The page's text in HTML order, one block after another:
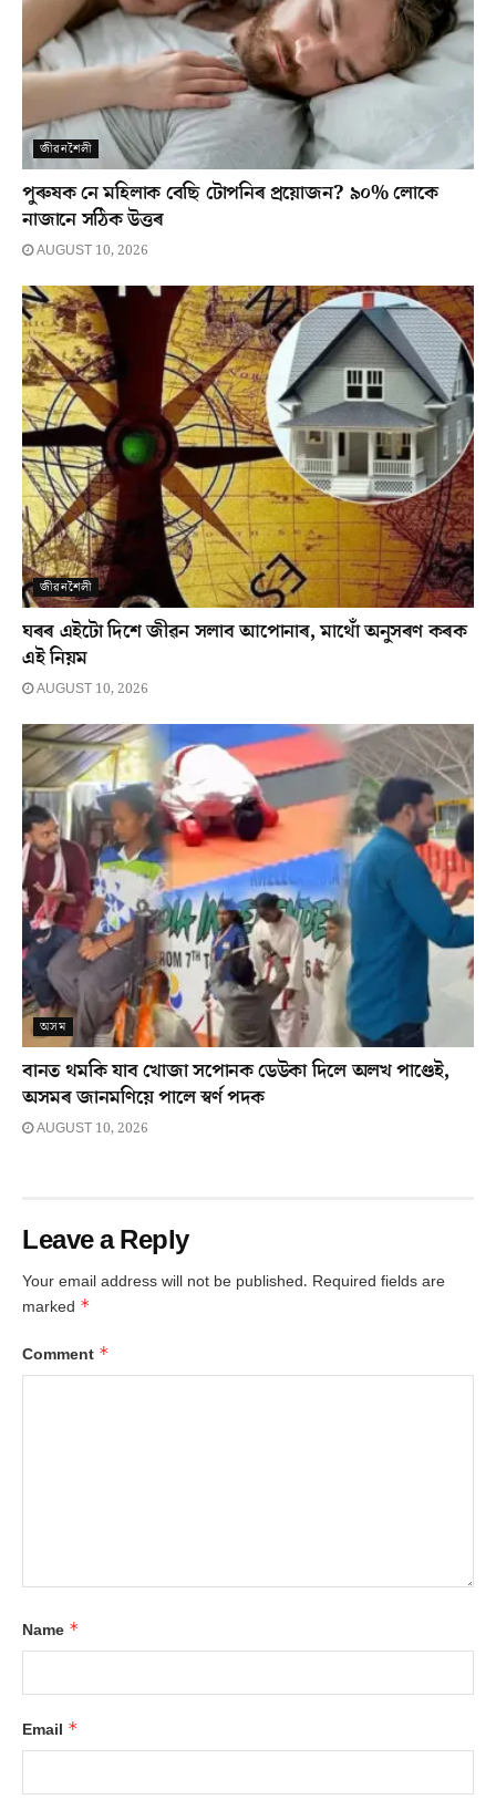
জীৱনশৈলী
পুৰুষক নে মহিলাক বেছি টোপনিৰ প্ৰয়োজন? ৯০% লোকে
নাজানে সঠিক উত্তৰ
AUGUST 10, 2026
জীৱনশৈলী
ঘৰৰ এইটো দিশে জীৱন সলাব আপোনাৰ, মাথোঁ অনুসৰণ কৰক
এই নিয়ম
AUGUST 10, 2026
অসম
বানত থমকি যাব খোজা সপোনক ডেউকা দিলে অলখ পাণ্ডেই,
অসমৰ জানমণিয়ে পালে স্বৰ্ণ পদক
AUGUST 10, 2026
Leave a Reply
Your email address will not be published. Required fields are
marked *
Comment *
Name *
Email *